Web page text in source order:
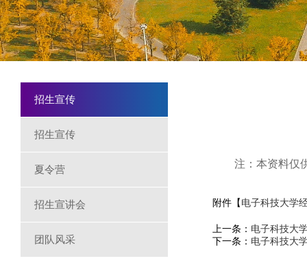
招生宣传
招生宣传
夏令营
招生宣讲会
团队风采
注：本资料仅
附件【 电子科技大学
上一条： 电子科技大
下一条： 电子科技大